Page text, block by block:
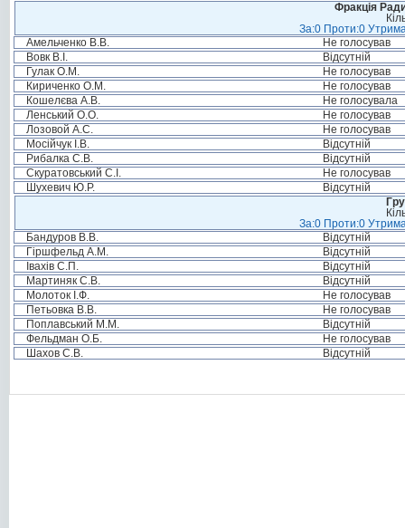
Фракція
За:0 Проти:0
Амельченко В.В.
Не голосував
Вовк В.І.
Відсутній
Гулак О.М.
Не голосував
Кириченко О.М.
Не голосував
Кошелєва А.В.
Не голосувала
Ленський О.О.
Не голосував
Лозовой А.С.
Не голосував
Мосійчук І.В.
Відсутній
Рибалка С.В.
Відсутній
Скуратовський С.І.
Не голосував
Шухевич Ю.Р.
Відсутній
За:0 Проти:0
Бандуров В.В.
Відсутній
Гіршфельд А.М.
Відсутній
Івахів С.П.
Відсутній
Мартиняк С.В.
Відсутній
Молоток І.Ф.
Не голосував
Петьовка В.В.
Не голосував
Поплавський М.М.
Відсутній
Фельдман О.Б.
Не голосував
Шахов С.В.
Відсутній